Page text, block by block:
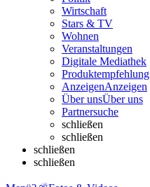
Wirtschaft
Stars & TV
Wohnen
Veranstaltungen
Digitale Mediathek
Produktempfehlung
AnzeigenAnzeigen
Über unsÜber uns
Partnersuche
schließen
schließen
schließen
schließen